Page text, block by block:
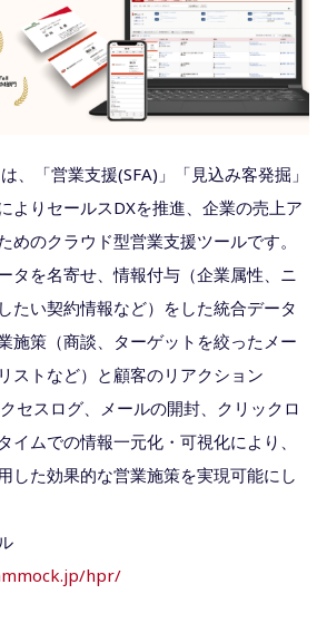
、「営業支援(SFA)」「見込み客発掘」
よりセールスDXを推進、企業の売上ア
めのクラウド型営業支援ツールです。
タを名寄せ、情報付与（企業属性、ニ
たい契約情報など）をした統合データ
施策（商談、ターゲットを絞ったメー
ストなど）と顧客のリアクション
セスログ、メールの開封、クリックロ
イムでの情報一元化・可視化により、
した効果的な営業施策を実現可能にし
hpr/